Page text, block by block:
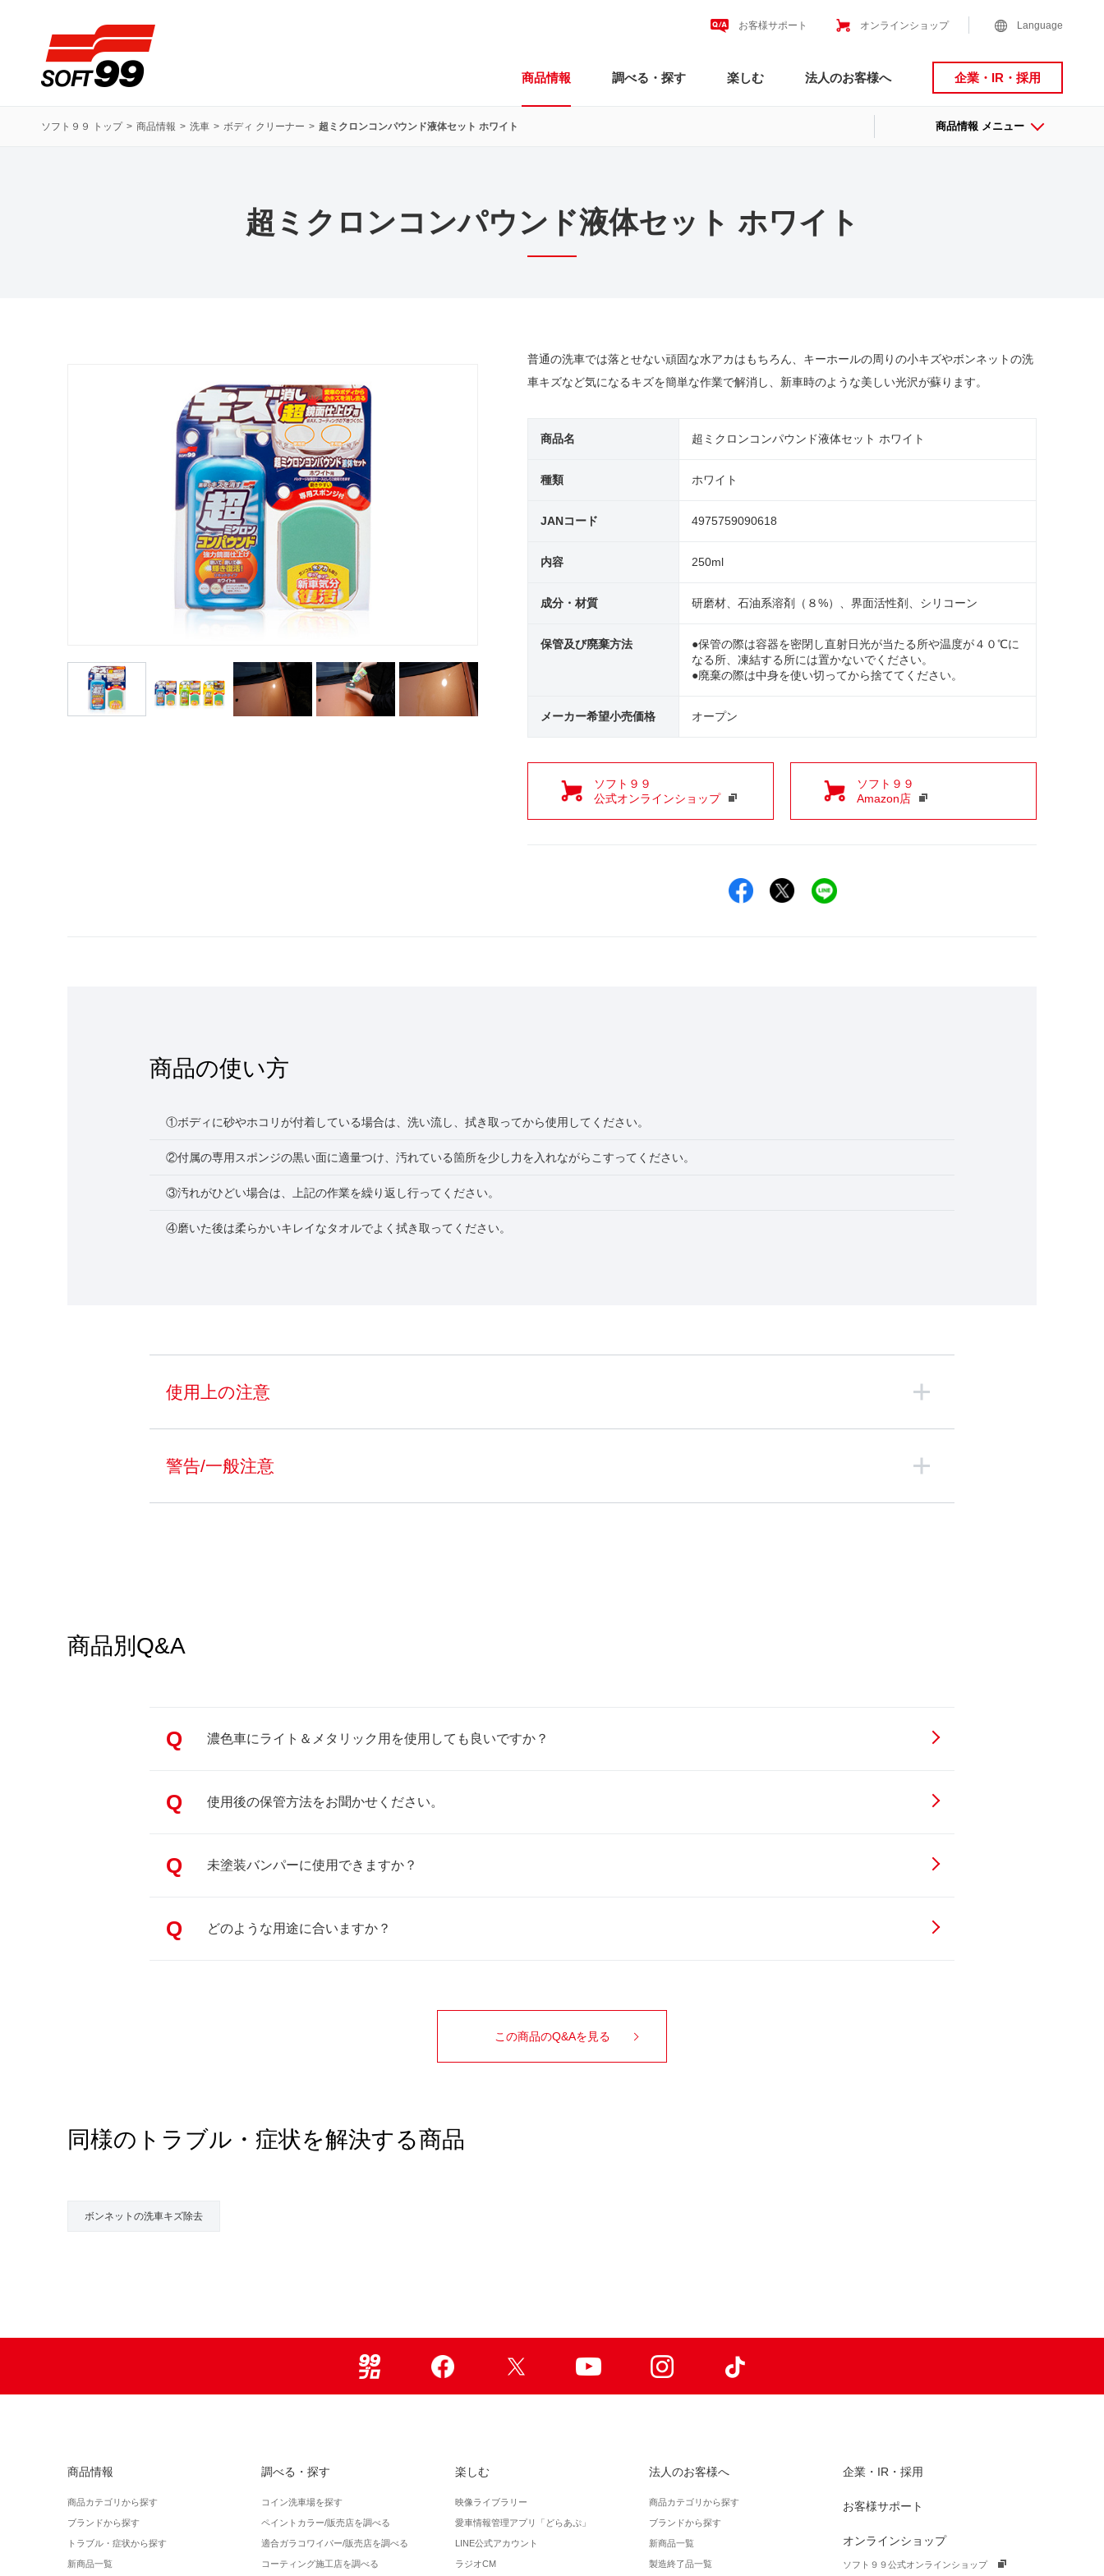
お客様サポート オンラインショップ Language
商品情報 調べる・探す 楽しむ 法人のお客様へ 企業・IR・採用
ソフト９９ トップ 商品情報 洗車 ボディ クリーナー 超ミクロンコンパウンド液体セット ホワイト 商品情報 メニュー
超ミクロンコンパウンド液体セット ホワイト
普通の洗車では落とせない頑固な水アカはもちろん、キーホールの周りの小キズやボンネットの洗
車キズなど気になるキズを簡単な作業で解消し、新車時のような美しい光沢が蘇ります。
商品名 超ミクロンコンパウンド液体セット ホワイト
種類 ホワイト
JANコード 4975759090618
内容 250ml
成分・材質 研磨材、石油系溶剤（８%）、界面活性剤、シリコーン
保管及び廃棄方法
●保管の際は容器を密閉し直射日光が当たる所や温度が４０℃に
なる所、凍結する所には置かないでください。
●廃棄の際は中身を使い切ってから捨ててください。
メーカー希望小売価格 オープン
ソフト９９
公式オンラインショップ
ソフト９９
Amazon店
Facebookでシェア
XでシェアLINEでシェア
商品の使い方
①ボディに砂やホコリが付着している場合は、洗い流し、拭き取ってから使用してください。
②付属の専用スポンジの黒い面に適量つけ、汚れている箇所を少し力を入れながらこすってください。
③汚れがひどい場合は、上記の作業を繰り返し行ってください。
④磨いた後は柔らかいキレイなタオルでよく拭き取ってください。
使用上の注意
警告/一般注意
商品別Q&A
Q 濃色車にライト＆メタリック用を使用しても良いですか？
Q 使用後の保管方法をお聞かせください。
Q 未塗装バンパーに使用できますか？
Q どのような用途に合いますか？
この商品のQ&Aを見る
同様のトラブル・症状を解決する商品
ボンネットの洗車キズ除去
商品情報
商品カテゴリから探す
ブランドから探す
トラブル・症状から探す
新商品一覧
調べる・探す
コイン洗車場を探す
ペイントカラー/販売店を調べる
適合ガラコワイパー/販売店を調べる
コーティング施工店を調べる
楽しむ
映像ライブラリー
愛車情報管理アプリ「どらあぷ」
LINE公式アカウント
ラジオCM
法人のお客様へ
商品カテゴリから探す
ブランドから探す
新商品一覧
製造終了品一覧
企業・IR・採用
お客様サポート
オンラインショップ
ソフト９９公式オンラインショップ